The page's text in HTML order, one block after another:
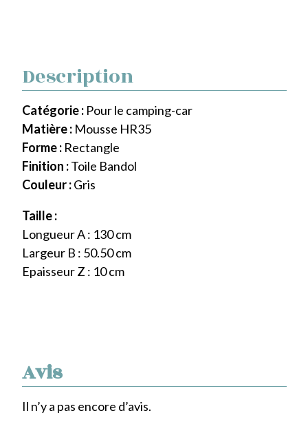
Avis
Il n’y a pas encore d’avis.
Description
Catégorie : Pour le camping-car
Matière : Mousse HR35
Forme : Rectangle
Finition :Toile Bandol
Couleur :Gris
Taille :
Longueur A : 130 cm
Largeur B : 50.50 cm
Epaisseur Z : 10 cm